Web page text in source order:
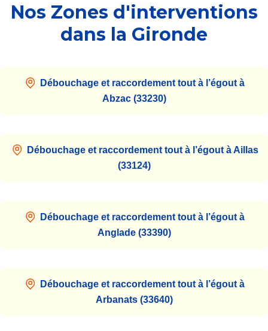
Nos Zones d'interventions
dans la Gironde
Débouchage et raccordement tout à l’égout à
Abzac (33230)
Débouchage et raccordement tout à l’égout à Aillas
(33124)
Débouchage et raccordement tout à l’égout à
Anglade (33390)
Débouchage et raccordement tout à l’égout à
Arbanats (33640)